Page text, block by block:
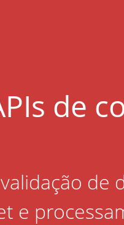
de
de
e